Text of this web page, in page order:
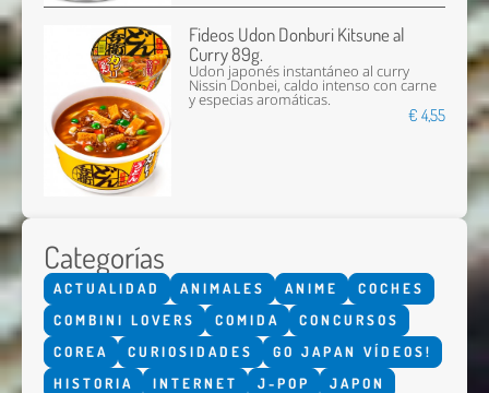
Fideos Udon Donburi Kitsune al
Curry 89g.
Udon japonés instantáneo al curry
Nissin Donbei, caldo intenso con carne
y especias aromáticas.
€ 4,55
Categorías
ACTUALIDAD ANIMALES ANIME
COCHES
COMBINI LOVERS
COMIDA
CONCURSOS
COREA
CURIOSIDADES
GO JAPAN VÍDEOS!
HISTORIA
INTERNET J-POP
JAPON